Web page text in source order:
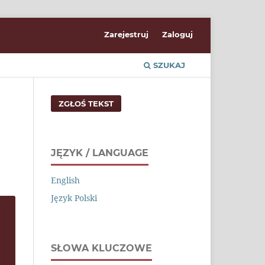
SZUKAJ
Zarejestruj Zaloguj
ZGŁOŚ TEKST
JĘZYK / LANGUAGE
English
Język Polski
SŁOWA KLUCZOWE